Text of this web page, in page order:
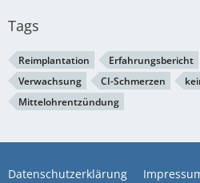
Tags
Reimplantation Erfahrungsbericht
Verwachsung
CI-Schmerzen
Mittelohrentzündung
Datenschutzerklärung